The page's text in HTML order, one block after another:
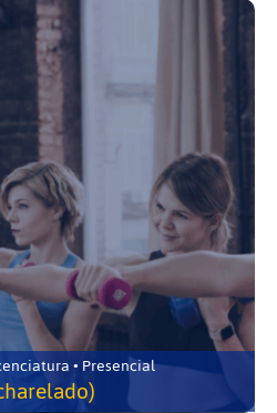
• Presencial